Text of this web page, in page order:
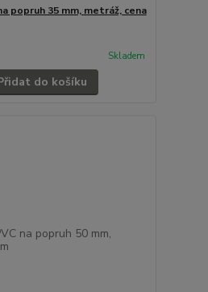
popruh 35 mm, metráž, cena
Skladem
do košíku